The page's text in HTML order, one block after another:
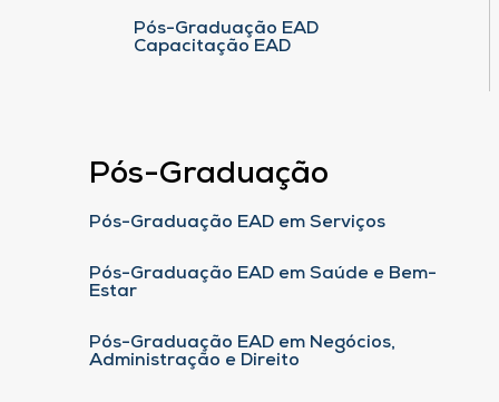
Pós-Graduação EAD
Capacitação EAD
Pós-Graduação
Pós-Graduação EAD em Serviços
Pós-Graduação EAD em Saúde e Bem-
Estar
Pós-Graduação EAD em Negócios,
Administração e Direito